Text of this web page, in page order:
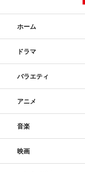
ホーム
ドラマ
バラエティ
アニメ
音楽
映画